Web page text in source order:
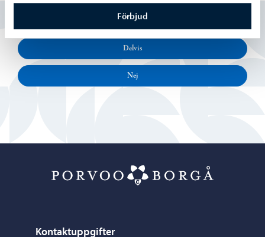
Förbjud
Ja
Delvis
Nej
Kontaktuppgifter